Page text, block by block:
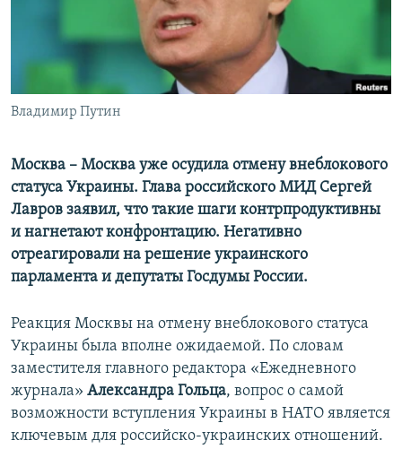
ПОБЕДИТЕЛЕЙ НЕ СУДЯТ?
КРЫМ.НЕПОКОРЕННЫЙ
УКРАИНСКАЯ ПРОБЛЕМА КРЫМА
Владимир Путин
Москва – Москва уже осудила отмену внеблокового
статуса Украины. Глава российского МИД Сергей
Лавров заявил, что такие шаги контрпродуктивны
и нагнетают конфронтацию. Негативно
отреагировали на решение украинского
парламента и депутаты Госдумы России.
Реакция Москвы на отмену внеблокового статуса
Украины была вполне ожидаемой. По словам
заместителя главного редактора «Ежедневного
журнала» Александра Гольца, вопрос о самой
возможности вступления Украины в НАТО является
ключевым для российско-украинских отношений.